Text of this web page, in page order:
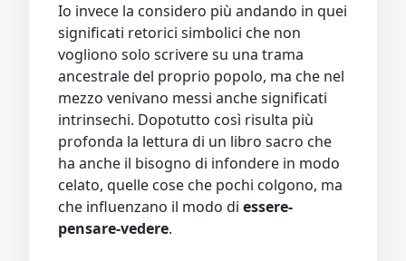
Io invece la considero più andando in quei
significati retorici simbolici che non
vogliono solo scrivere su una trama
ancestrale del proprio popolo, ma che nel
mezzo venivano messi anche significati
intrinsechi. Dopotutto così risulta più
profonda la lettura di un libro sacro che
ha anche il bisogno di infondere in modo
celato, quelle cose che pochi colgono, ma
che influenzano il modo di essere-
pensare-vedere.